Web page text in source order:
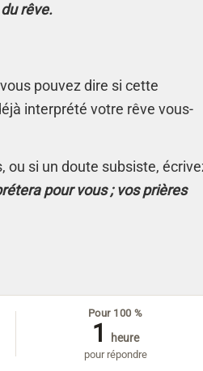
rêve.
pouvez dire si cette
interprété votre rêve vous-
ou si un doute subsiste,
pour vous ; vos prières
Pour 100 %
1 heure
pour répondre